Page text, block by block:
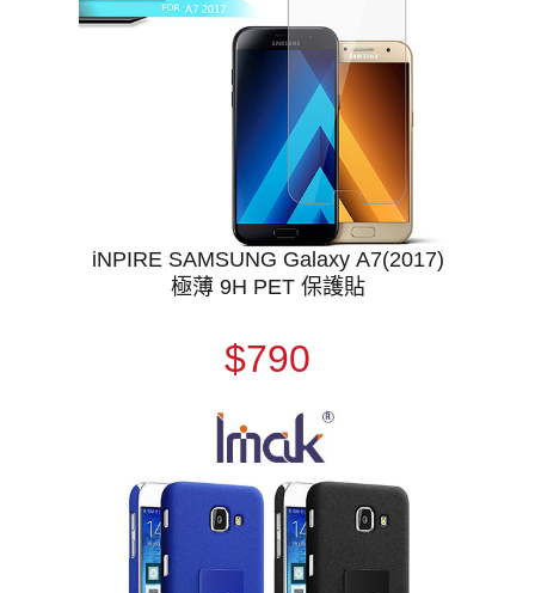
iNPIRE SAMSUNG Galaxy A7(2017)
極薄 9H PET 保護貼
$790